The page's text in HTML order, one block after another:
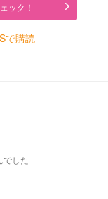
ック！
で購読
でした